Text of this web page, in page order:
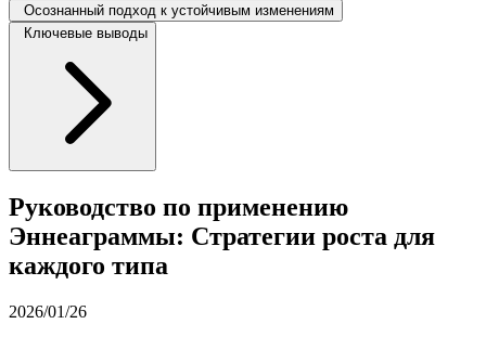
Осознанный подход к устойчивым изменениям
Ключевые выводы
Руководство по применению
Эннеаграммы: Стратегии роста для
каждого типа
2026/01/26